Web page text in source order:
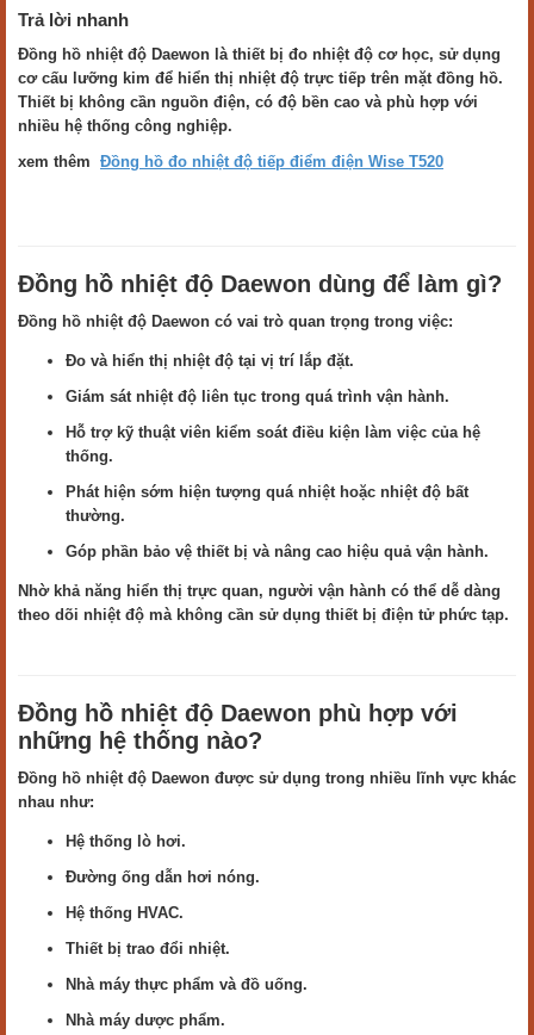
Trả lời nhanh
Đồng hồ nhiệt độ Daewon là thiết bị đo nhiệt độ cơ học, sử dụng
cơ cấu lưỡng kim để hiển thị nhiệt độ trực tiếp trên mặt đồng hồ.
Thiết bị không cần nguồn điện, có độ bền cao và phù hợp với
nhiều hệ thống công nghiệp.
xem thêm Đồng hồ đo nhiệt độ tiếp điểm điện Wise T520
Đồng hồ nhiệt độ Daewon dùng để làm gì?
Đồng hồ nhiệt độ Daewon có vai trò quan trọng trong việc:
Đo và hiển thị nhiệt độ tại vị trí lắp đặt.
Giám sát nhiệt độ liên tục trong quá trình vận hành.
Hỗ trợ kỹ thuật viên kiểm soát điều kiện làm việc của hệ
thống.
Phát hiện sớm hiện tượng quá nhiệt hoặc nhiệt độ bất
thường.
Góp phần bảo vệ thiết bị và nâng cao hiệu quả vận hành.
Nhờ khả năng hiển thị trực quan, người vận hành có thể dễ dàng
theo dõi nhiệt độ mà không cần sử dụng thiết bị điện tử phức tạp.
Đồng hồ nhiệt độ Daewon phù hợp với
những hệ thống nào?
Đồng hồ nhiệt độ Daewon được sử dụng trong nhiều lĩnh vực khác
nhau như:
Hệ thống lò hơi.
Đường ống dẫn hơi nóng.
Hệ thống HVAC.
Thiết bị trao đổi nhiệt.
Nhà máy thực phẩm và đồ uống.
Nhà máy dược phẩm.